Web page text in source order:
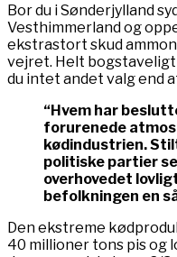
Bor du i Sønderjylland
Vesthimmerland og
ekstrastort skud
vejret. Helt bogstaveligt
du intet andet valg end
“Hvem har
forurenede
kødindustrien.
politiske partier
overhovedet
befolkningen en
Den ekstreme
40 millioner tons pis og